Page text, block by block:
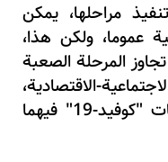
مراحلها، يمكن
عموما، ولكن هذا،
المرحلة الصعبة
الاقتصادية،
وفيها أولا: البطالة والفقر، وتبعات "كوفيد-19" فيهما